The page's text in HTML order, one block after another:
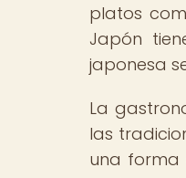
platos
Japón
japonesa
La
las
una forma